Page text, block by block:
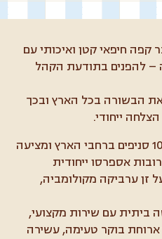
ב-1994 בתור בר קפה חיפאי קטן ואיכותי עם
– להפנים בתודעת הקהל
את הבשורה בכל הארץ ובכך
ייחודי.
כיום, רשת גרג מונה מעל ל-100 סניפים ברחבי הארץ ומציעה
וסניף מעל ל-20 תערובות אספרסו ייחודית
זן ערביקה מקולומביה,
ביתית עם שירות מקצועי,
בוקר טעימה, עשירה